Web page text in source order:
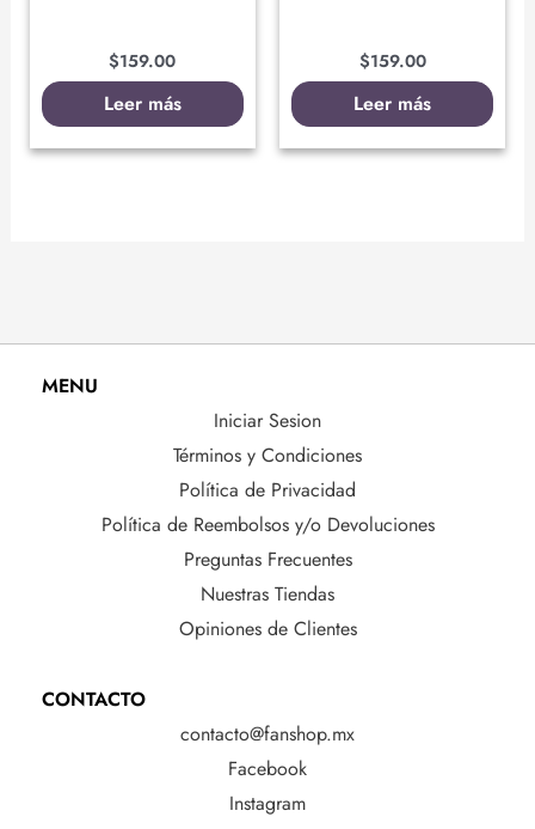
$159.00
Leer más
$159.00
Leer más
MENU
Iniciar Sesion
Términos y Condiciones
Política de Privacidad
Política de Reembolsos y/o Devoluciones
Preguntas Frecuentes
Nuestras Tiendas
Opiniones de Clientes
CONTACTO
contacto@fanshop.mx
Facebook
Instagram